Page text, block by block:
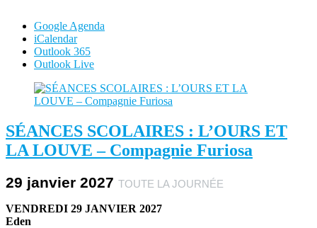
Google Agenda
iCalendar
Outlook 365
Outlook Live
SÉANCES SCOLAIRES : L’OURS ET
LA LOUVE – Compagnie Furiosa
29 janvier 2027 TOUTE LA JOURNÉE
VENDREDI 29 JANVIER 2027
Eden